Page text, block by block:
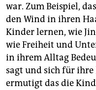
war. Zum Beispiel,
den Wind in ihren
Kinder lernen, wie
wie Freiheit und
in ihrem Alltag
sagt und sich für
ermutigt das die